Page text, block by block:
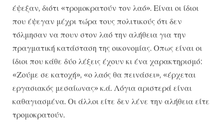
έψεξαν, διότι «τρομοκρατούν τον λαό». Είναι οι ίδιοι
που έψεγαν μέχρι τώρα τους πολιτικούς ότι δεν
τόλμησαν να πουν στον λαό την αλήθεια για την
πραγματική κατάσταση της οικονομίας. Οπως είναι οι
ίδιοι που κάθε δύο λέξεις έχουν κι ένα χαρακτηρισμό:
«Ζούμε σε κατοχή», «ο λαός θα πεινάσει», «έρχεται
εργασιακός μεσαίωνας» κ.ά. Λόγια αριστερά είναι
καθαγιασμένα. Οι άλλοι είτε δεν λένε την αλήθεια είτε
τρομοκρατούν.